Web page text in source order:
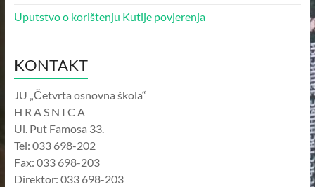
Uputstvo o korištenju Kutije povjerenja
KONTAKT
JU „Četvrta osnovna škola“
H R A S N I C A
Ul. Put Famosa 33.
Tel: 033 698-202
Fax: 033 698-203
Direktor: 033 698-203